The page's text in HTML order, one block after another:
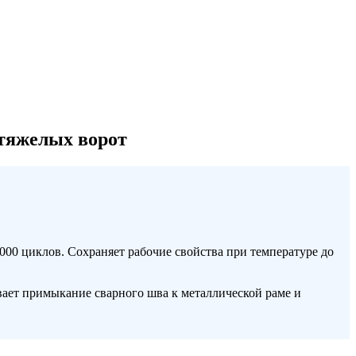
ворот
циклов. Сохраняет рабочие свойства при температуре до
примыкание сварного шва к металлической раме и